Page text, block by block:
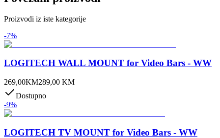
Proizvodi iz iste kategorije
-7%
LOGITECH WALL MOUNT for Video Bars - WW
269,00KM289,00 KM
Dostupno
-9%
LOGITECH TV MOUNT for Video Bars - WW